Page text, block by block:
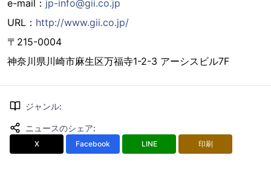
e-mail： jp-info@gii.co.jp
URL： http://www.gii.co.jp/
〒215-0004
神奈川県川崎市麻生区万福寺1-2-3 アーシスビル7F
ジャンル:
ニュースのシェア:
X Facebook LINE 印刷